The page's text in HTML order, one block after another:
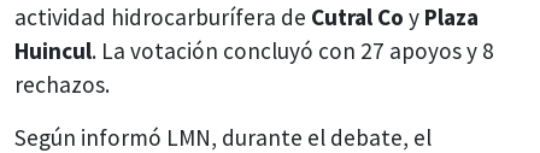
actividad hidrocarburífera de Cutral Co y Plaza
Huincul. La votación concluyó con 27 apoyos y 8
rechazos.
Según informó LMN, durante el debate, el